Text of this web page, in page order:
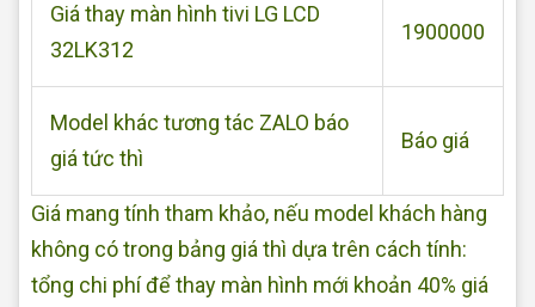
Giá thay màn hình tivi LG LCD
32LK312
1900000
Model khác tương tác ZALO báo
giá tức thì
Báo giá
Giá mang tính tham khảo, nếu model khách hàng
không có trong bảng giá thì dựa trên cách tính:
tổng chi phí để thay màn hình mới khoản 40% giá